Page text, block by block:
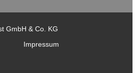
GmbH & Co. KG
Impressum